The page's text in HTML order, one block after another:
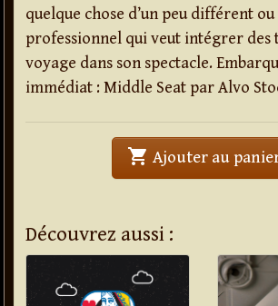
quelque chose d’un peu différent
professionnel qui veut intégrer des
voyage dans son spectacle.
immédiat : Middle Seat par Alvo
shopping_cart Ajouter au
Découvrez aussi :